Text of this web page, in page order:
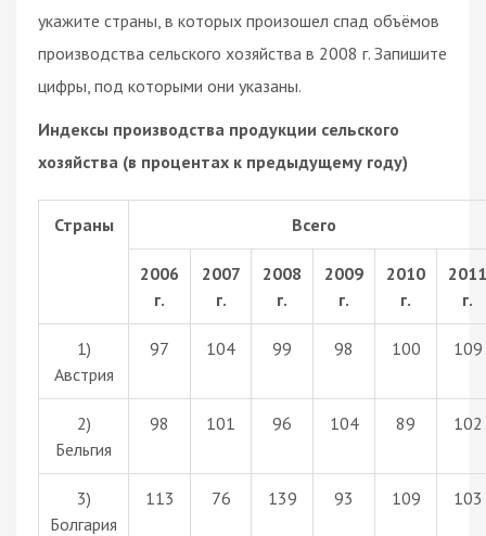
укажите страны, в которых произошел спад объёмов
производства сельского хозяйства в 2008 г. Запишите
цифры, под которыми они указаны.
Индексы производства продукции сельского
хозяйства (в процентах к предыдущему году)
Страны Всего
2006
г.
2007
г.
2008
г.
2009
г.
2010
г.
2011
г.
1)
Австрия
97 104 99 98 100 109
2)
Бельгия
98 101 96 104 89 102
3)
Болгария
113 76 139 93 109 103